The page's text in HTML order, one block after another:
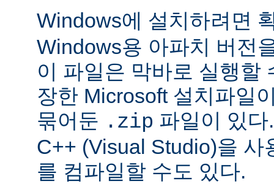
Windows에 설치하려면
Windows용 아파치 버전
이 파일은 막바로 실행할
장한 Microsoft 설치파일
묶어둔 .zip 파일이 있
C++ (Visual Studio)을 사
를 컴파일할 수도 있다.